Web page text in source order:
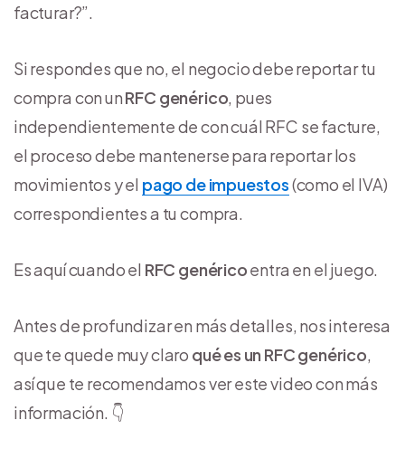
facturar?”.
Si respondes que no, el negocio debe reportar tu
compra con unRFC genérico , pues
independientemente de con cuál RFC se facture,
el proceso debe mantenerse para reportar los
movimientos y el pago de impuestos(como el IVA)
correspondientes a tu compra.
Es aquí cuando el RFC genéricoentra en el juego.
Antes de profundizar en más detalles, nos interesa
que te quede muy claro qué es un RFC genérico
así que te recomendamos ver este video con más
información. 👇